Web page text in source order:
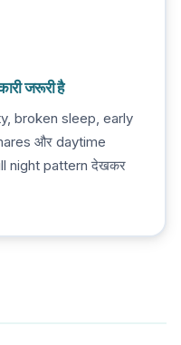
जरूरी है
broken sleep, early
और daytime
night pattern देखकर